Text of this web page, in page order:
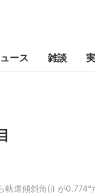
ース 雑談
軌道傾斜角(i) が0.774°